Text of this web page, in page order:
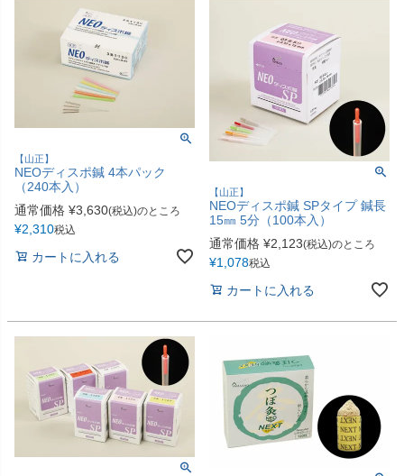
多目的マクラ・マット
ディスポーザブルカバー スリッパ・シューズ
ワゴン／ダストボックス ユニフォーム／白衣
杖／車いす／歩行器
ホームケア・ヘルスケア
用品
マットレス／枕／クッシ
健康補助食品
エアクリーナー／スリッ
【山正】
NEOディスポ鍼 4本パック
（240本入）
通常価格 ¥3,630(税込)のところ
¥2,310税込
カートに入れる
【山正】
NEOディスポ鍼 SPタイプ 鍼長
15㎜ 5分（100本入）
通常価格 ¥2,123(税込)のところ
¥1,078税込
カートに入れる